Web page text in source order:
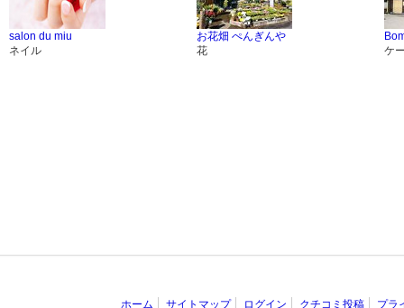
salon du miu
ネイル
お花畑 ぺんぎんや
花
ケ
ホーム サイトマップ ログイン クチコミ投稿 プラ